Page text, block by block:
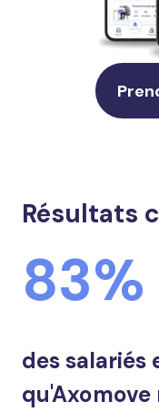
Résultats
83%
des salariés